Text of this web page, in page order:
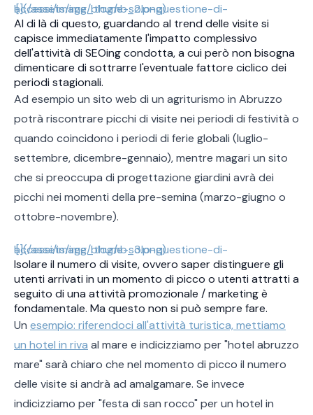
![](/assets/img/blog/e-solo-questione-di-accessi/image_thumb_2.png)
Al di là di questo, guardando al trend delle visite si
capisce immediatamente l'impatto complessivo
dell'attività di SEOing condotta, a cui però non bisogna
dimenticare di sottrarre l'eventuale fattore ciclico dei
periodi stagionali.
Ad esempio un sito web di un agriturismo in Abruzzo
potrà riscontrare picchi di visite nei periodi di festività o
quando coincidono i periodi di ferie globali (luglio-
settembre, dicembre-gennaio), mentre magari un sito
che si preoccupa di progettazione giardini avrà dei
picchi nei momenti della pre-semina (marzo-giugno o
ottobre-novembre).
![](/assets/img/blog/e-solo-questione-di-accessi/image_thumb_3.png)
Isolare il numero di visite, ovvero saper distinguere gli
utenti arrivati in un momento di picco o utenti attratti a
seguito di una attività promozionale / marketing è
fondamentale. Ma questo non si può sempre fare.
Un esempio: riferendoci all'attività turistica, mettiamo
un hotel in riva al mare e indicizziamo per "hotel abruzzo
mare" sarà chiaro che nel momento di picco il numero
delle visite si andrà ad amalgamare. Se invece
indicizziamo per "festa di san rocco" per un hotel in